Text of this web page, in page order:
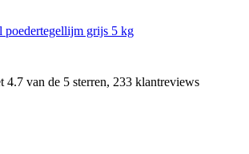
poedertegellijm grijs 5 kg
4.7 van de 5 sterren, 233 klantreviews